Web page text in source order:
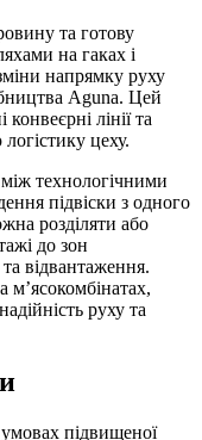
та готову
на гаках і
напрямку руху
Aguna. Цей
лінії та
цеху.
технологічними
підвіски з одного
розділяти або
до зон
відвантаження.
м’ясокомбінатах,
руху та
підвищеної